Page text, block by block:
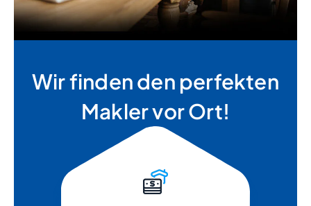
Wir finden den perfekten
Makler vor Ort!